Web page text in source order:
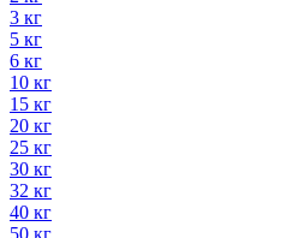
3 кг
5 кг
6 кг
10 кг
15 кг
20 кг
25 кг
30 кг
32 кг
40 кг
50 кг